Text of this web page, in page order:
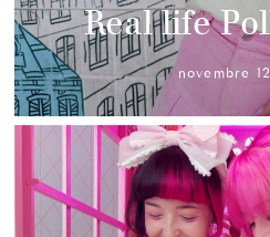
Real life
novembre